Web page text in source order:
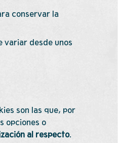
conservar la
variar desde unos
son las que, por
opciones o
al respecto.